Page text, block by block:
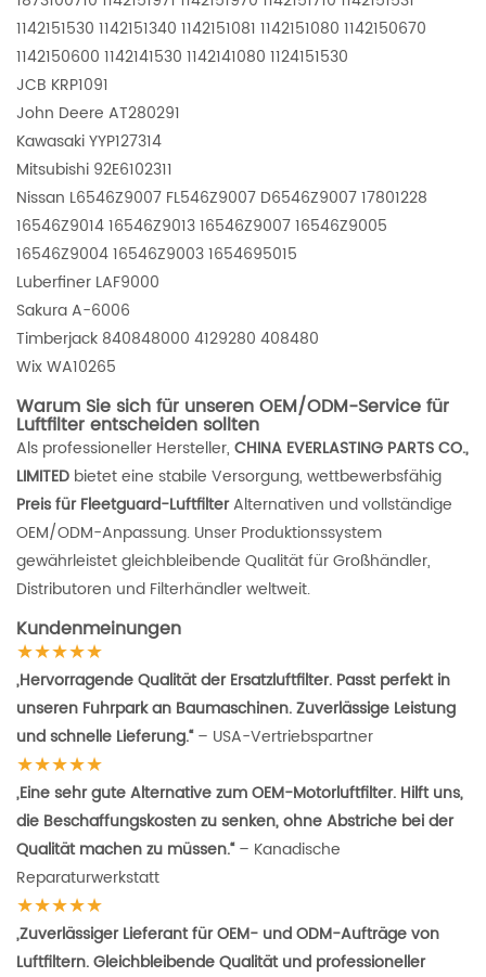
1142151530 1142151340 1142151081 1142151080 1142150670
1142150600 1142141530 1142141080 1124151530
JCB KRP1091
John Deere AT280291
Kawasaki YYP127314
Mitsubishi 92E6102311
Nissan L6546Z9007 FL546Z9007 D6546Z9007 17801228
16546Z9014 16546Z9013 16546Z9007 16546Z9005
16546Z9004 16546Z9003 1654695015
Luberfiner LAF9000
Sakura A-6006
Timberjack 840848000 4129280 408480
WixWA10265
Warum Sie sich für unseren OEM/ODM-Service für
Luftfilter entscheiden sollten
Als professioneller Hersteller, CHINA EVERLASTING PARTS CO.,
LIMITED bietet eine stabile Versorgung, wettbewerbsfähig
Preis für Fleetguard-LuftfilterAlternativen und vollständige
OEM/ODM-Anpassung. Unser Produktionssystem
gewährleistet gleichbleibende Qualität für Großhändler,
Distributoren und Filterhändler weltweit.
Kundenmeinungen
★★★★★
„Hervorragende Qualität der Ersatzluftfilter. Passt perfekt in
unseren Fuhrpark an Baumaschinen. Zuverlässige Leistung
und schnelle Lieferung.“– USA-Vertriebspartner
★★★★★
„Eine sehr gute Alternative zum OEM-Motorluftfilter. Hilft uns,
die Beschaffungskosten zu senken, ohne Abstriche bei der
Qualität machen zu müssen.“– Kanadische
Reparaturwerkstatt
★★★★★
„Zuverlässiger Lieferant für OEM- und ODM-Aufträge von
Luftfiltern. Gleichbleibende Qualität und professioneller